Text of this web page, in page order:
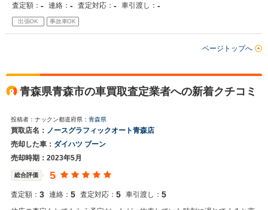
査定額： - 連絡： - 査定対応： - 車引渡し： -
出張OK 事故車OK
ページトップへ
青森県青森市の車買取査定業者への新着クチコミ
投稿者：ナックン都道府県： 青森県
買取店名： ノースグラフィックオート青森店
売却した車： ダイハツ ブーン
売却時期：2023年5月
総合評価 5
査定額： 3 連絡： 5 査定対応： 5 車引渡し： 5